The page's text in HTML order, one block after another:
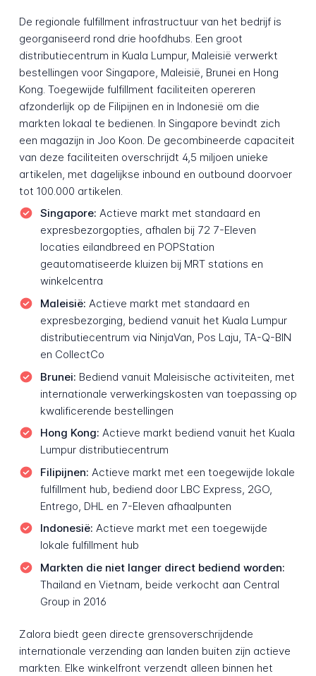
De regionale fulfillment infrastructuur van het bedrijf is
georganiseerd rond drie hoofdhubs. Een groot
distributiecentrum in Kuala Lumpur, Maleisië verwerkt
bestellingen voor Singapore, Maleisië, Brunei en Hong
Kong. Toegewijde fulfillment faciliteiten opereren
afzonderlijk op de Filipijnen en in Indonesië om die
markten lokaal te bedienen. In Singapore bevindt zich
een magazijn in Joo Koon. De gecombineerde capaciteit
van deze faciliteiten overschrijdt 4,5 miljoen unieke
artikelen, met dagelijkse inbound en outbound doorvoer
tot 100.000 artikelen.
Singapore: Actieve markt met standaard en
expresbezorgopties, afhalen bij 72 7-Eleven
locaties eilandbreed en POPStation
geautomatiseerde kluizen bij MRT stations en
winkelcentra
Maleisië: Actieve markt met standaard en
expresbezorging, bediend vanuit het Kuala Lumpur
distributiecentrum via NinjaVan, Pos Laju, TA-Q-BIN
en CollectCo
Brunei: Bediend vanuit Maleisische activiteiten, met
internationale verwerkingskosten van toepassing op
kwalificerende bestellingen
Hong Kong: Actieve markt bediend vanuit het Kuala
Lumpur distributiecentrum
Filipijnen: Actieve markt met een toegewijde lokale
fulfillment hub, bediend door LBC Express, 2GO,
Entrego, DHL en 7-Eleven afhaalpunten
Indonesië: Actieve markt met een toegewijde
lokale fulfillment hub
Markten die niet langer direct bediend worden:
Thailand en Vietnam, beide verkocht aan Central
Group in 2016
Zalora biedt geen directe grensoverschrijdende
internationale verzending aan landen buiten zijn actieve
markten. Elke winkelfront verzendt alleen binnen het